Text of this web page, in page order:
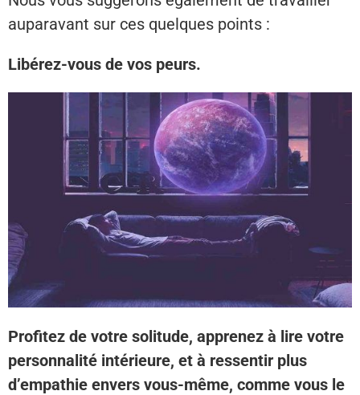
auparavant sur ces quelques points :
Libérez-vous de vos peurs.
Profitez de votre solitude, apprenez à lire votre
personnalité intérieure, et à ressentir plus
d’empathie envers vous-même, comme vous le